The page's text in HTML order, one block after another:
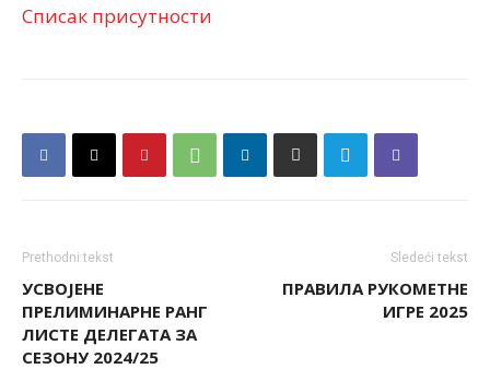
Списак присутности
Prethodni tekst
УСВОЈЕНЕ
ПРЕЛИМИНАРНЕ РАНГ
ЛИСТЕ ДЕЛЕГАТА ЗА
СЕЗОНУ 2024/25
Sledeći tekst
ПРАВИЛА РУКОМЕТНЕ
ИГРЕ 2025